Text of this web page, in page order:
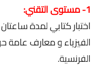
1- مستوى التقني:
اختبار كتابي لمدة
الفيزياء و معارف عامة
الفرنسية.